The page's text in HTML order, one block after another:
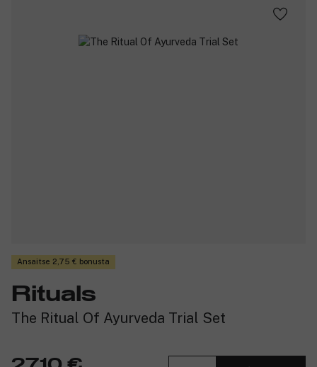
Ansaitse 2,75 € bonusta
Rituals
The Ritual Of Ayurveda Trial Set